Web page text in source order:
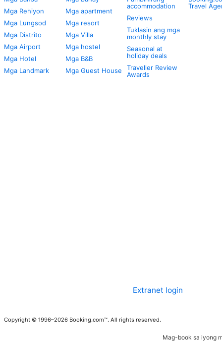
Mga Rehiyon
Mga Lungsod
Mga Distrito
Mga Airport
Mga Hotel
Mga Landmark
Mga apartment
Mga resort
Mga Villa
Mga hostel
Mga B&B
Mga Guest House
accommodation
Reviews
Tuklasin ang mga
monthly stay
Seasonal at
holiday deals
Traveller Review
Awards
Travel
Extranet login
Copyright © 1996–2026 Booking.com™. All rights reserved.
Mag-book sa iyong